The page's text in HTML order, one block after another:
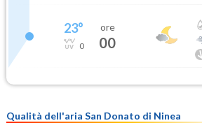
23°
0
ore
00
Qualità dell'aria San Donato di Ninea